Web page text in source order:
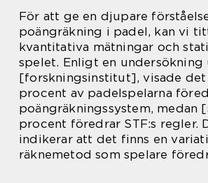
För att ge en djupare
poängräkning i padel, kan vi
kvantitativa mätningar och
spelet. Enligt en
[forskningsinstitut], visade
procent av padelspelarna
poängräkningssystem, medan
procent föredrar STF:s regler.
indikerar att det finns en
räknemetod som spelare